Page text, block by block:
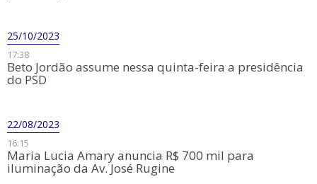
25/10/2023
17:38
Beto Jordão assume nessa quinta-feira a presidência
do PSD
22/08/2023
16:15
Maria Lucia Amary anuncia R$ 700 mil para
iluminação da Av. José Rugine